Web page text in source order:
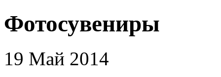
Фотосувениры
19 Май 2014